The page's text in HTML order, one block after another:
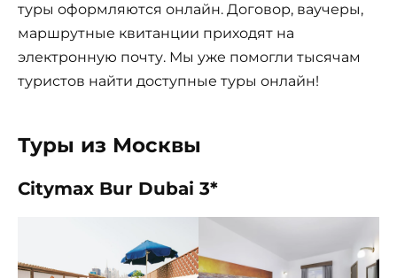
туры оформляются онлайн. Договор, ваучеры,
маршрутные квитанции приходят на
электронную почту. Мы уже помогли тысячам
туристов найти доступные туры онлайн!
Туры из Москвы
Citymax Bur Dubai 3*